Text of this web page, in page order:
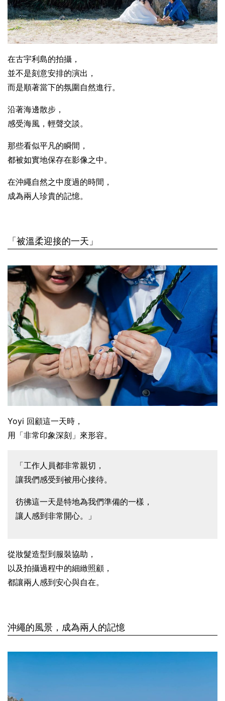
在古宇利島的拍攝，
並不是刻意安排的演出，
而是順著當下的氛圍自然進行。
沿著海邊散步，
感受海風，輕聲交談。
那些看似平凡的瞬間，
都被如實地保存在影像之中。
在沖繩自然之中度過的時間，
成為兩人珍貴的記憶。
「被溫柔迎接的一天」
Yoyi 回顧這一天時，
用「非常印象深刻」來形容。
「工作人員都非常親切，
讓我們感受到被用心接待。
彷彿這一天是特地為我們準備的一樣，
讓人感到非常開心。」
從妝髮造型到服裝協助，
以及拍攝過程中的細緻照顧，
都讓兩人感到安心與自在。
沖繩的風景，成為兩人的記憶